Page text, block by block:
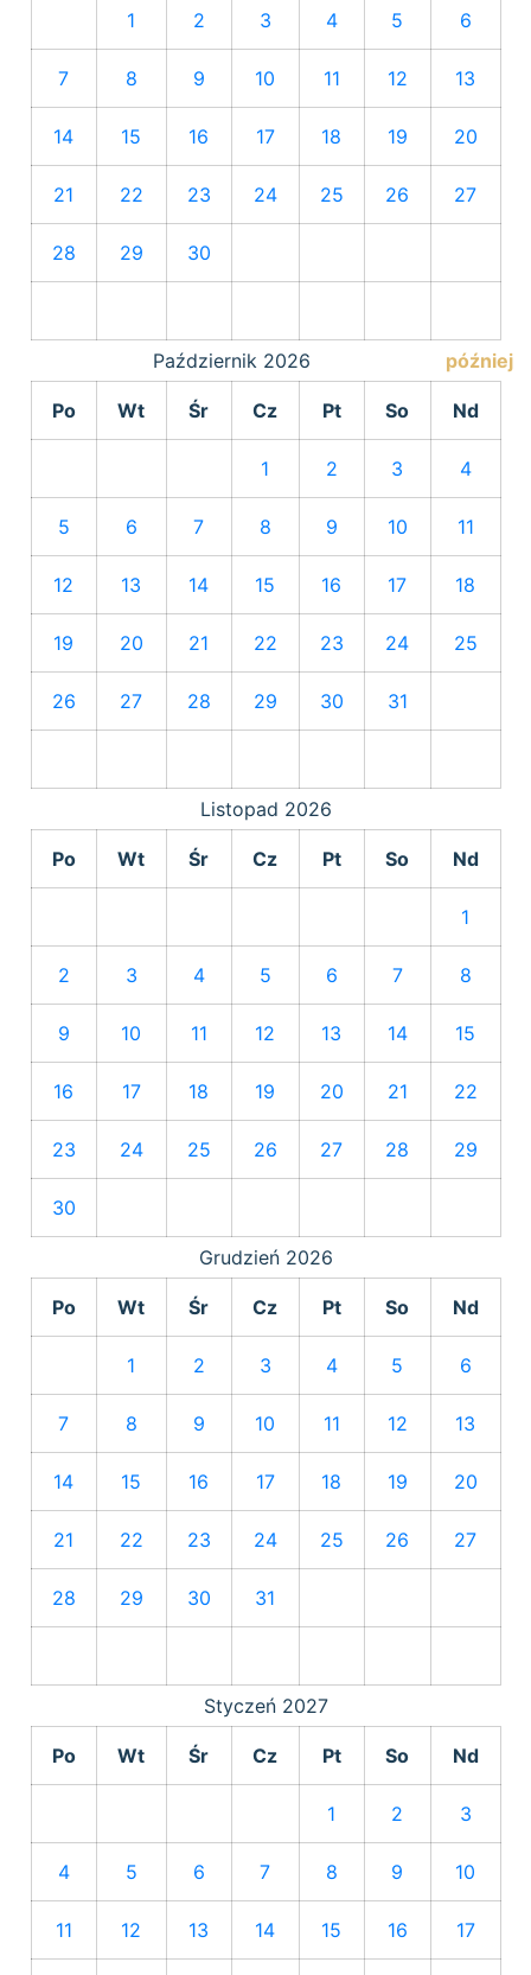
1 2 3 4 5 6
7 8 9 10 11 12 13
14 15 16 17 18 19 20
21 22 23 24 25 26 27
28 29 30
później
Październik 2026
Po Wt Śr Cz Pt So Nd
1 2 3 4
5 6 7 8 9 10 11
12 13 14 15 16 17 18
19 20 21 22 23 24 25
26 27 28 29 30 31
Listopad 2026
Po Wt Śr Cz Pt So Nd
1
2 3 4 5 6 7 8
9 10 11 12 13 14 15
16 17 18 19 20 21 22
23 24 25 26 27 28 29
30
Grudzień 2026
Po Wt Śr Cz Pt So Nd
1 2 3 4 5 6
7 8 9 10 11 12 13
14 15 16 17 18 19 20
21 22 23 24 25 26 27
28 29 30 31
Styczeń 2027
Po Wt Śr Cz Pt So Nd
1 2 3
4 5 6 7 8 9 10
11 12 13 14 15 16 17